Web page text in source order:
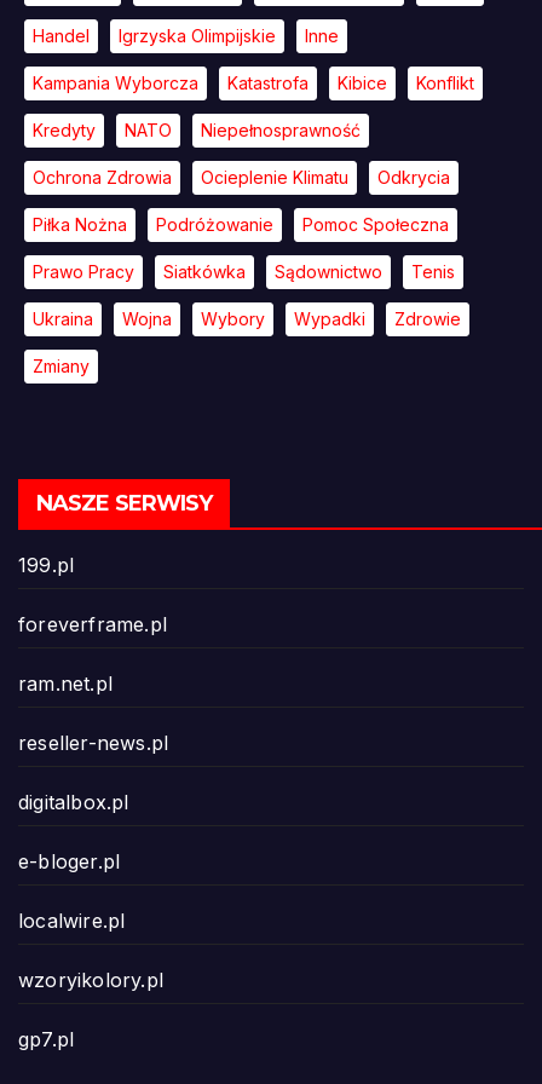
Handel Igrzyska Olimpijskie Inne
Kampania Wyborcza Katastrofa Kibice Konflikt
Kredyty NATO Niepełnosprawność
Ochrona Zdrowia Ocieplenie Klimatu Odkrycia
Piłka Nożna Podróżowanie Pomoc Społeczna
Prawo Pracy Siatkówka Sądownictwo Tenis
Ukraina Wojna Wybory Wypadki Zdrowie
Zmiany
NASZE SERWISY
199.pl
foreverframe.pl
ram.net.pl
reseller-news.pl
digitalbox.pl
e-bloger.pl
localwire.pl
wzoryikolory.pl
gp7.pl